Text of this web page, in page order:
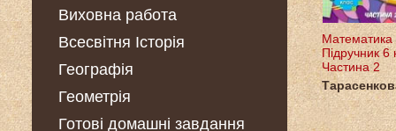
Виховна работа
Всесвітня Історія
Географія
Геометрія
Готові домашні завдання
Математика
Підручник 6
Частина 2